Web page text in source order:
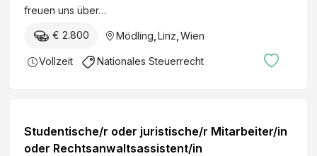
freuen uns über…
€ 2.800 Mödling Linz Wien
Vollzeit Nationales Steuerrecht
Studentische/r oder juristische/r Mitarbeiter/in
oder Rechtsanwaltsassistent/in